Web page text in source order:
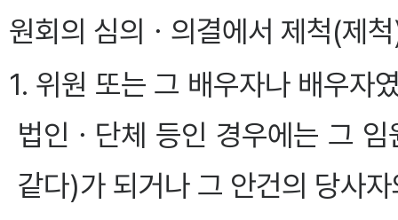
원회의 심의ㆍ의결에서 제척(제
1. 위원 또는 그 배우자나 배우자
법인ㆍ단체 등인 경우에는 그
같다)가 되거나 그 안건의 당사